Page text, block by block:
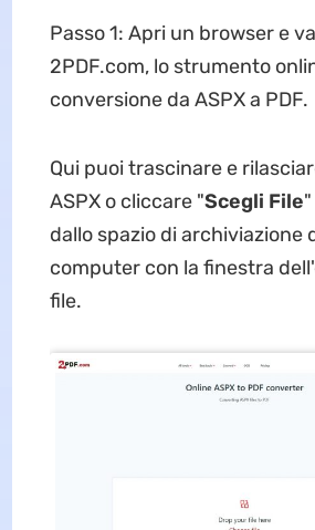
Passo 1: Apri un browser e
2PDF.com, lo strumento
conversione da ASPX a PDF.
Qui puoi trascinare e
ASPX o cliccare "Scegli File
dallo spazio di archiviazione
computer con la finestra
file.